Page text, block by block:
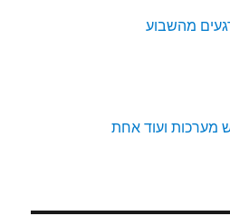
מהשבוע
מערכות ועוד אחת